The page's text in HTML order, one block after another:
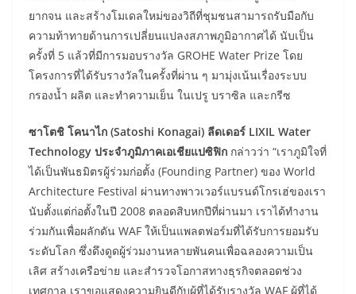
ยากจน และสร้างโมเดลใหม่ของวิถีที่ชุมชนสามารถรับมือกับ
ความท้าทายด้านการเปลี่ยนแปลงสภาพภูมิอากาศได้ นับเป็น
ครั้งที่ 5 แล้วที่มีการมอบรางวัล GROHE Water Prize โดย
โครงการที่ได้รับรางวัลในครั้งที่ผ่าน ๆ มามุ่งเน้นเรื่องระบบ
กรองน้ำ ผลิต และทำความเย็น ในเปรู บราซิล และกรีซ
ซาโตชิ โคนาไก (Satoshi Konagai) ลีดเดอร์ LIXIL Water
Technology ประจำภูมิภาคเอเชียแปซิฟิก กล่าวว่า “เราภูมิใจที่
ได้เป็นพันธมิตรผู้ร่วมก่อตั้ง (Founding Partner) ของ World
Architecture Festival ผ่านทางพาวเวอร์แบรนด์โกรเฮ่ของเรา
นับตั้งแต่ก่อตั้งในปี 2008 ตลอดสิบหกปีที่ผ่านมา เราได้ทำงาน
ร่วมกันเพื่อผลักดัน WAF ให้เป็นแพลตฟอร์มที่ได้รับการยอมรับ
ระดับโลก ซึ่งดึงดูดผู้ร่วมงานหลายพันคนเพื่อฉลองความเป็น
เลิศ สร้างเครือข่าย และสำรวจโอกาสทางธุรกิจตลอดช่วง
เทศกาล เราขอแสดงความยินดีกับผู้ที่ได้รับรางวัล WAF ผู้ที่ได้